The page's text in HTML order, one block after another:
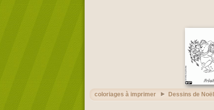
coloriages à imprimer Dessins de Noël